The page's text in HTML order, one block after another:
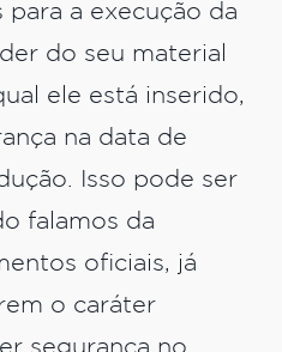
para a execução da
do seu material
ele está inserido,
na data de
Isso pode ser
falamos da
oficiais, já
o caráter
segurança no